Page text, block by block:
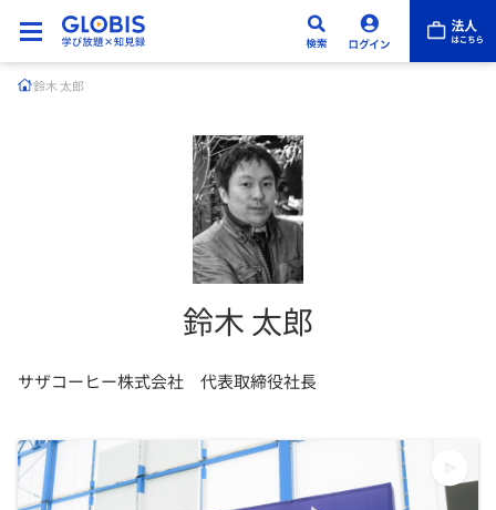
鈴木 太郎
鈴木 太郎
サザコーヒー株式会社 代表取締役社長